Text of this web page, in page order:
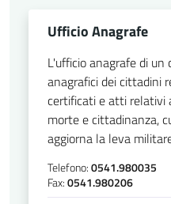
Ufficio Anagrafe
L'ufficio anagrafe di
anagrafici dei cittadini
certificati e atti relativi
morte e cittadinanza,
aggiorna la leva
Telefono:0541.980035
Fax:0541.980206